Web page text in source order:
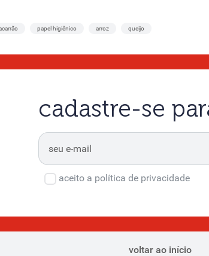
papel higiênico arroz queijo
cadastre-se
aceito a política de privacidade
voltar ao início